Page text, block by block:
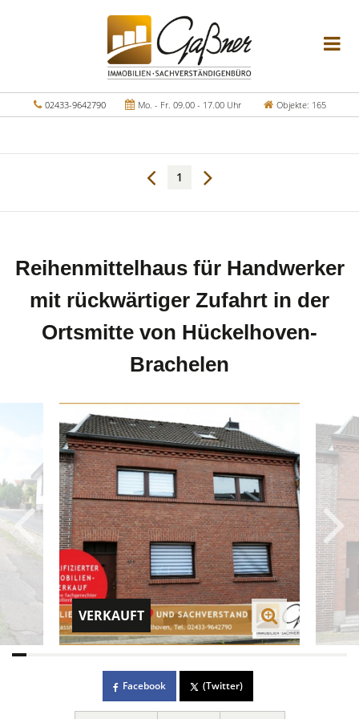
02433-9642790 Mo. - Fr. 09.00 - 17.00 Uhr Objekte: 165
1
Reihenmittelhaus für Handwerker
mit rückwärtiger Zufahrt in der
Ortsmitte von Hückelhoven-
Brachelen
VERKAUFT
Facebook (Twitter)